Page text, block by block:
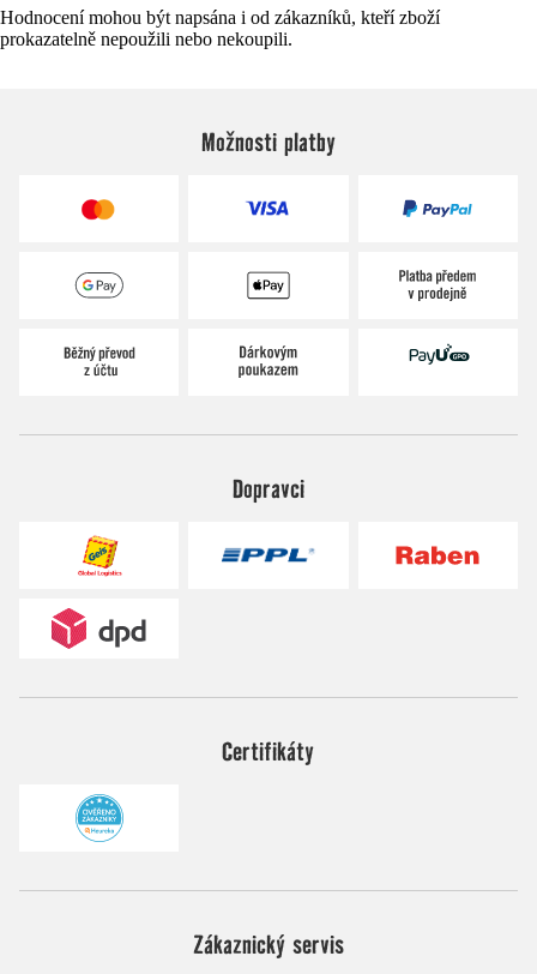
Hodnocení mohou být napsána i od zákazníků, kteří zboží
prokazatelně nepoužili nebo nekoupili.
Možnosti platby
Dopravci
Certifikáty
Zákaznický servis